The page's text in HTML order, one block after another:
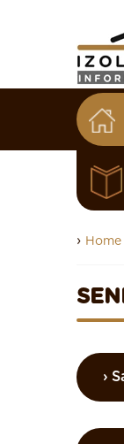
› Home